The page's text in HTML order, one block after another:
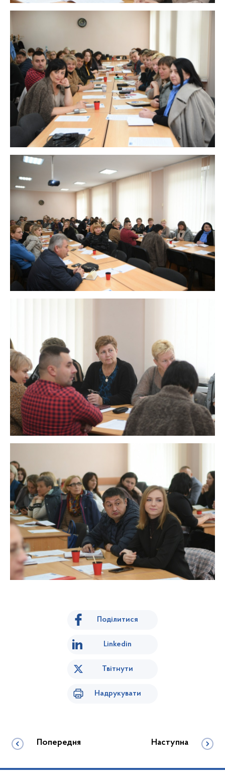
Поділитися
Linkedin
Твітнути
Надрукувати
Попередня Наступна